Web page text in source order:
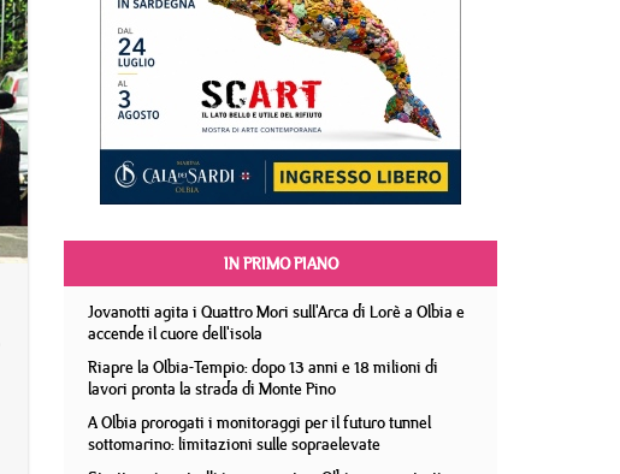
IN PRIMO PIANO
Jovanotti agita i Quattro Mori sull'Arca di Lorè a Olbia e
accende il cuore dell'isola
Riapre la Olbia-Tempio: dopo 13 anni e 18 milioni di
lavori pronta la strada di Monte Pino
A Olbia prorogati i monitoraggi per il futuro tunnel
sottomarino: limitazioni sulle sopraelevate